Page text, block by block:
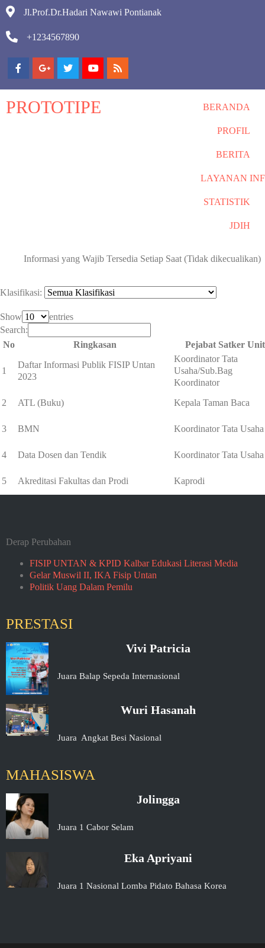
Jl.Prof.Dr.Hadari Nawawi Pontianak
+1234567890
PROTOTIPE BERANDA
PROFIL
BERITA
LAYANAN
STATISTIK
JDIH
Informasi yang Wajib Tersedia Setiap Saat (Tidak dikecualikan)
Klasifikasi:
Show
entries
Search:
No
Ringkasan Pejabat Satker Unit
1
Daftar Informasi Publik FISIP Untan
2023
Koordinator Tata
Usaha/Sub.Bag
Koordinator
2
ATL (Buku) Kepala Taman Baca
3 BMN Koordinator Tata Usaha
4 Data Dosen dan Tendik Koordinator Tata Usaha
5 Akreditasi Fakultas dan Prodi Kaprodi
Derap Perubahan
FISIP UNTAN & KPID Kalbar Edukasi Literasi Media
Gelar Muswil II, IKA Fisip Untan
Politik Uang Dalam Pemilu
PRESTASI
Vivi Patricia
Juara Balap Sepeda Internasional
Wuri Hasanah
Juara Angkat Besi Nasional
MAHASISWA
Jolingga
Juara 1 Cabor Selam
Eka Apriyani
Juara 1 Nasional Lomba Pidato Bahasa Korea